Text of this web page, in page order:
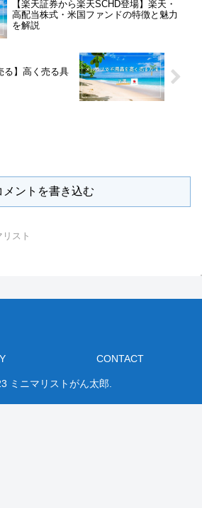
【楽天証券から楽天SCHD登場】楽天・
高配当株式・米国ファンドの特徴と魅力
を解説
る】高く売る具
メントを書き込む
リスト
CONTACT
ミニマリストがん太郎.